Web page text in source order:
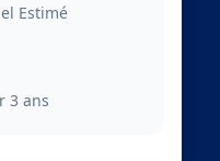
Estimé
3 ans